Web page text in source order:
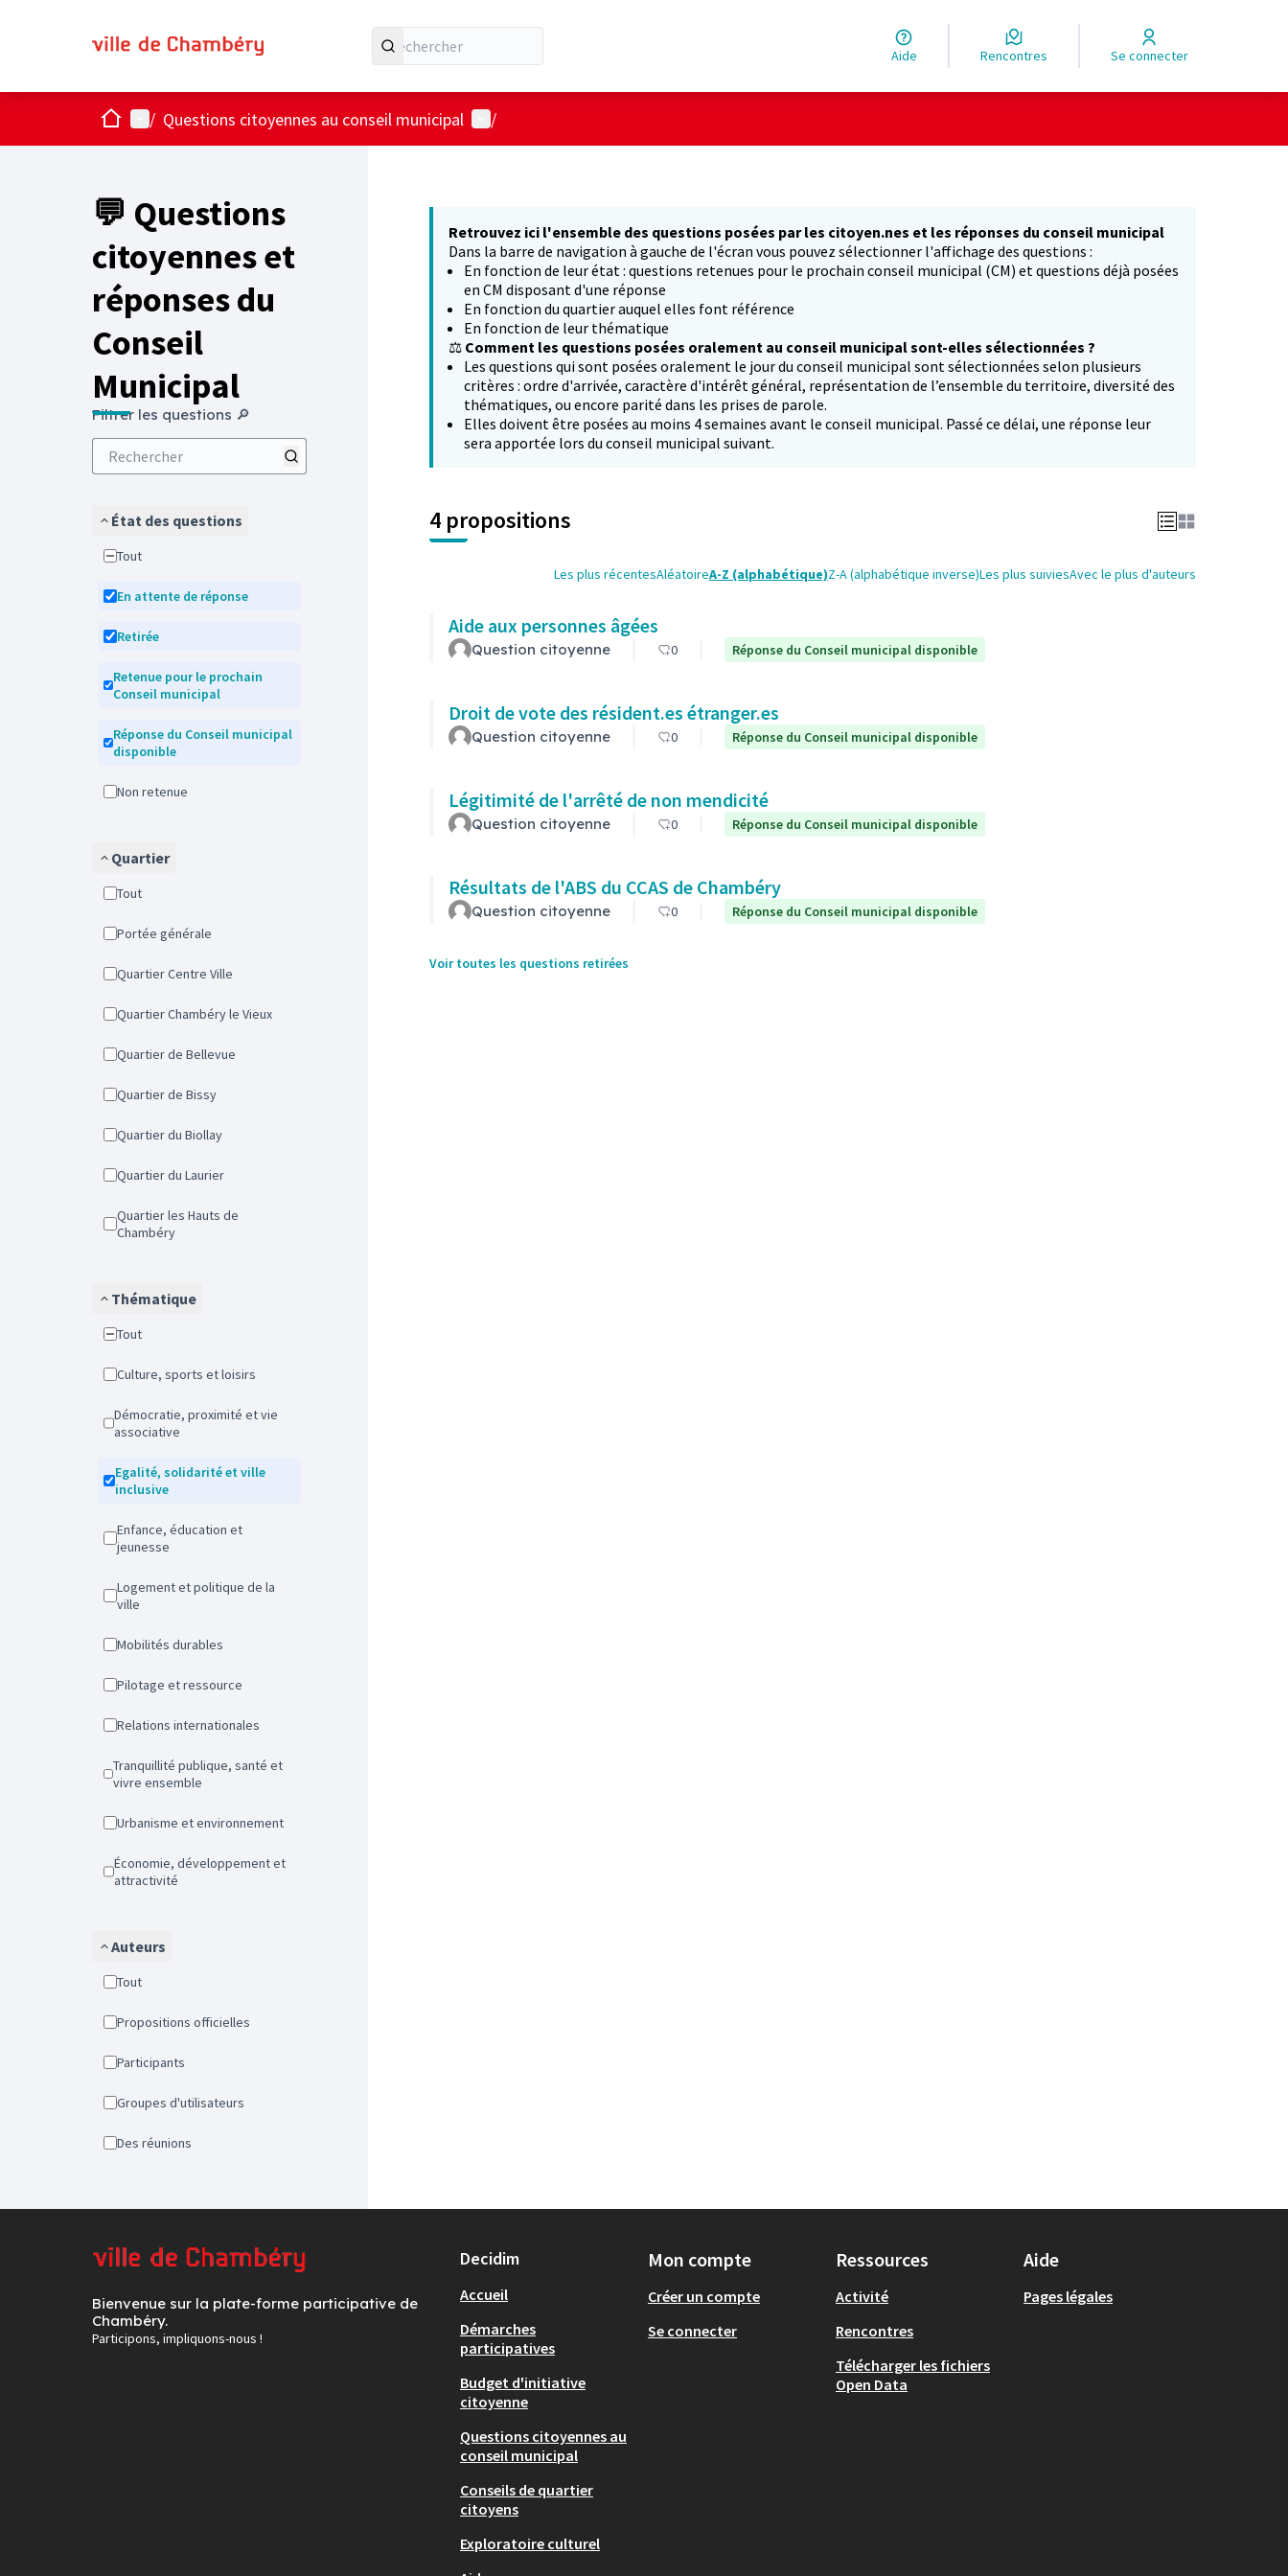
Aide Rencontres Se connecter
AccueilMenu principal
/ Questions citoyennes au conseil municipal Menu utilisateur
/
💬 Questions
citoyennes et
réponses du
Conseil
Municipal
Filtrer les questions 🔎
État des questions
Tout
En attente de réponse
Retirée
Retenue pour le prochain
Conseil municipal
Réponse du Conseil municipal
disponible
Non retenue
Quartier
Tout
Portée générale
Quartier Centre Ville
Quartier Chambéry le Vieux
Quartier de Bellevue
Quartier de Bissy
Quartier du Biollay
Quartier du Laurier
Quartier les Hauts de
Chambéry
Thématique
Tout
Culture, sports et loisirs
Démocratie, proximité et vie
associative
Egalité, solidarité et ville
inclusive
Enfance, éducation et
jeunesse
Logement et politique de la
ville
Mobilités durables
Pilotage et ressource
Relations internationales
Tranquillité publique, santé et
vivre ensemble
Urbanisme et environnement
Économie, développement et
attractivité
Auteurs
Tout
Propositions officielles
Participants
Groupes d'utilisateurs
Des réunions
Retrouvez ici l'ensemble des questions posées par les citoyen.nes et les réponses du conseil municipal
Dans la barre de navigation à gauche de l'écran vous pouvez sélectionner l'affichage des questions :
En fonction de leur état : questions retenues pour le prochain conseil municipal (CM) et questions déjà posées
en CM disposant d'une réponse
En fonction du quartier auquel elles font référence
En fonction de leur thématique
⚖️ Comment les questions posées oralement au conseil municipal sont-elles sélectionnées ?
Les questions qui sont posées oralement le jour du conseil municipal sont sélectionnées selon plusieurs
critères : ordre d'arrivée, caractère d'intérêt général, représentation de l’ensemble du territoire, diversité des
thématiques, ou encore parité dans les prises de parole.
Elles doivent être posées au moins 4 semaines avant le conseil municipal. Passé ce délai, une réponse leur
sera apportée lors du conseil municipal suivant.
4 propositions
Les plus récentesAléatoireA-Z (alphabétique)Z-A (alphabétique inverse)Les plus suiviesAvec le plus d'auteurs
Aide aux personnes âgées
Question citoyenne 0 Réponse du Conseil municipal disponible
Droit de vote des résident.es étranger.es
Question citoyenne 0 Réponse du Conseil municipal disponible
Légitimité de l'arrêté de non mendicité
Question citoyenne 0 Réponse du Conseil municipal disponible
Résultats de l'ABS du CCAS de Chambéry
Question citoyenne 0 Réponse du Conseil municipal disponible
Voir toutes les questions retirées
Bienvenue sur la plate-forme participative de
Chambéry.
Participons, impliquons-nous !
Decidim
Accueil
Démarches
participatives
Budget d'initiative
citoyenne
Questions citoyennes au
conseil municipal
Conseils de quartier
citoyens
Exploratoire culturel
Mon compte
Créer un compte
Se connecter
Ressources
Activité
Rencontres
Télécharger les fichiers
Open Data
Aide
Pages légales